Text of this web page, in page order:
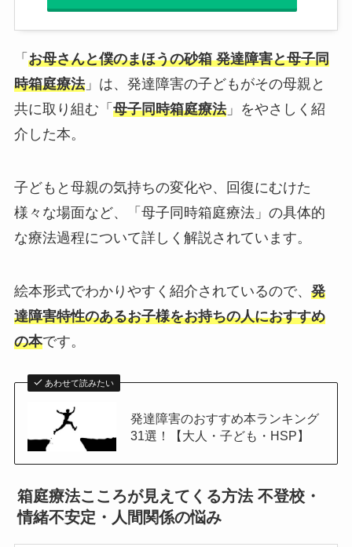
「 お母さんと僕のまほうの砂箱 発達障害と母子同
時箱庭療法」は、発達障害の子どもがその母親と
共に取り組む「 母子同時箱庭療法」をやさしく紹
介した本。
子どもと母親の気持ちの変化や、回復にむけた
様々な場面など、「母子同時箱庭療法」の具体的
な療法過程について詳しく解説されています。
絵本形式でわかりやすく紹介されているので、 発
達障害特性のあるお子様をお持ちの人におすすめ
の本です。
あわせて読みたい
発達障害のおすすめ本ランキング
31選！【大人・子ども・HSP】
箱庭療法こころが見えてくる方法 不登校・
情緒不安定・人間関係の悩み